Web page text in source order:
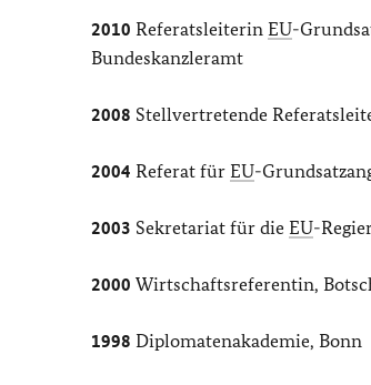
2010 Referatsleiterin EU-
Bundeskanzleramt
2008 Stellvertretende
2004 Referat für EU-
2003 Sekretariat für die EU-
2000 Wirtschaftsreferentin,
1998 Diplomatenakademie, Bonn